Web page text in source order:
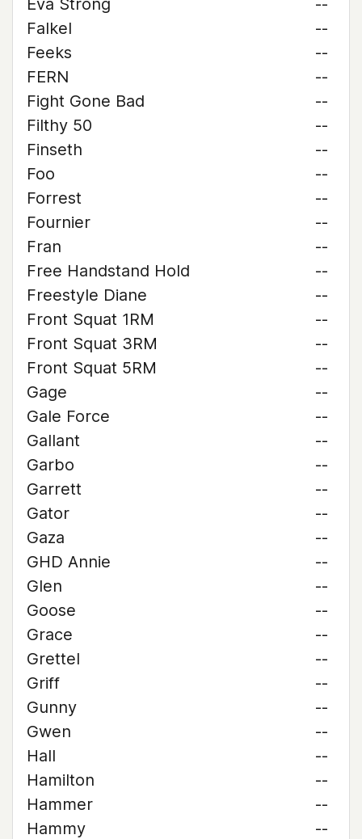
Eva Strong
--
Falkel
--
Feeks
--
FERN
--
Fight Gone Bad
--
Filthy 50
--
Finseth
--
Foo
--
Forrest
--
Fournier
--
Fran
--
Free Handstand Hold
--
Freestyle Diane
--
Front Squat 1RM
--
Front Squat 3RM
--
Front Squat 5RM
--
Gage
--
Gale Force
--
Gallant
--
Garbo
--
Garrett
--
Gator
--
Gaza
--
GHD Annie
--
Glen
--
Goose
--
Grace
--
Grettel
--
Griff
--
Gunny
--
Gwen
--
Hall
--
Hamilton
--
Hammer
--
Hammy
--